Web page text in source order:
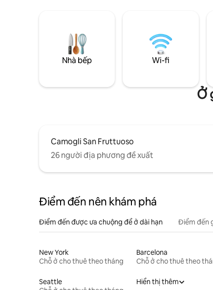
Nhà bếp Wi-fi
Ở
Camogli San Fruttuoso
26 người địa phương đề xuất
Điểm đến nên khám phá
Điểm đến được ưa chuộng để ở dài hạn Điểm đến
New York
Chỗ ở cho thuê theo tháng
Barcelona
Chỗ ở cho thuê theo
Seattle
Hiển thị thêm